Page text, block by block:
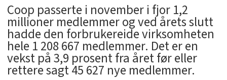
Coop passerte i november i fjor 1,2
millioner medlemmer og ved årets slutt
hadde den forbrukereide virksomheten
hele 1 208 667 medlemmer. Det er en
vekst på 3,9 prosent fra året før eller
rettere sagt 45 627 nye medlemmer.